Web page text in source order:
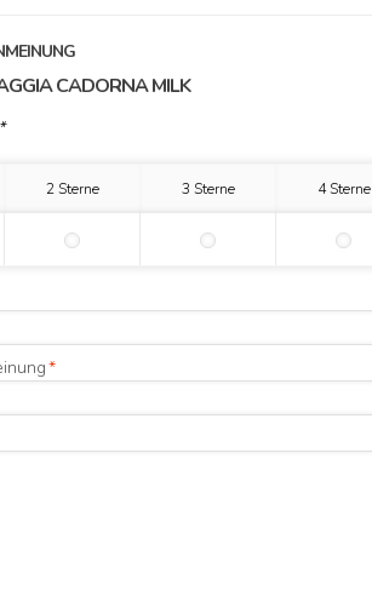
CADORNA MILK
*
2 Sterne 3 Sterne 4 Sterne
*